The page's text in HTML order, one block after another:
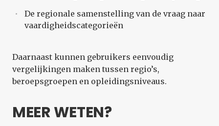
De regionale samenstelling van de vraag naar
vaardigheidscategorieën
Daarnaast kunnen gebruikers eenvoudig
vergelijkingen maken tussen regio’s,
beroepsgroepen en opleidingsniveaus.
MEER WETEN?